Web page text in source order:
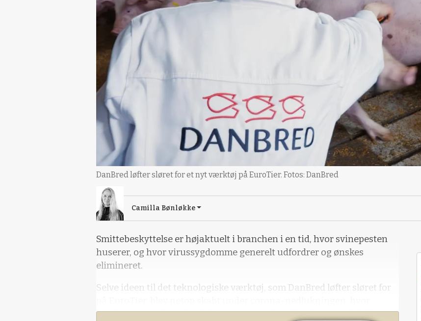
DanBred løfter sløret for et nyt værktøj på EuroTier. Fotos: DanBred
Camilla Bønløkke
Smittebeskyttelse er højaktuelt i branchen i en tid, hvor svinepesten
huserer, og hvor virussygdomme generelt udfordrer og ønskes
elimineret.
Selve ideen til det teknologiske værktøj, som DanBred løfter sløret for
rundvisninger for avlsselskabets gæster fra udlandet var udelukket og